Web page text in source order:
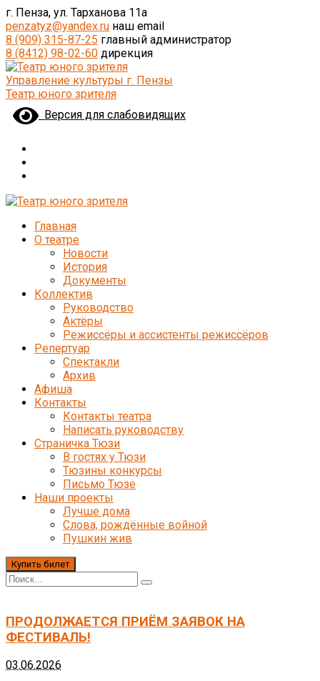
г. Пенза, ул. Тарханова 11а
penzatyz@yandex.ru наш email
8 (909) 315-87-25 главный администратор
8 (8412) 98-02-60 дирекция
Управление культуры г. Пензы
Театр юного зрителя
Версия для слабовидящих
Главная
О театре
Новости
История
Документы
Коллектив
Руководство
Актёры
Режиссёры и ассистенты режиссёров
Репертуар
Спектакли
Архив
Афиша
Контакты
Контакты театра
Написать руководству
Страничка Тюзи
В гостях у Тюзи
Тюзины конкурсы
Письмо Тюзе
Наши проекты
Лучше дома
Слова, рождённые войной
Пушкин жив
Купить билет
ПРОДОЛЖАЕТСЯ ПРИЁМ ЗАЯВОК НА
ФЕСТИВАЛЬ!
03.06.2026